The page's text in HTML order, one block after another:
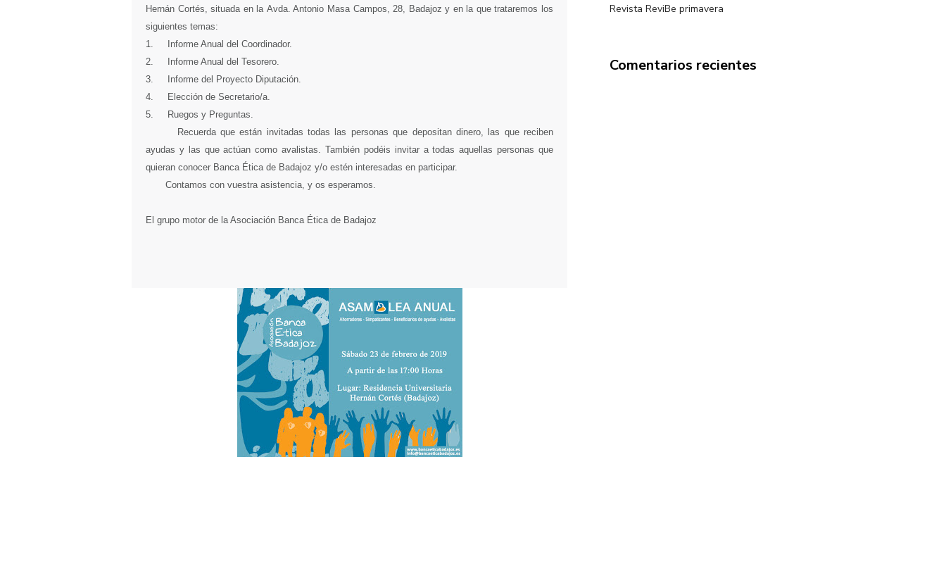
Hernán Cortés, situada en la Avda. Antonio Masa Campos, 28, Badajoz y en la que trataremos los
siguientes temas:
1. Informe Anual del Coordinador.
2. Informe Anual del Tesorero.
3. Informe del Proyecto Diputación.
4. Elección de Secretario/a.
5. Ruegos y Preguntas.
Recuerda que están invitadas todas las personas que depositan dinero, las que reciben
ayudas y las que actúan como avalistas. También podéis invitar a todas aquellas personas que
quieran conocer Banca Ética de Badajoz y/o estén interesadas en participar.
Contamos con vuestra asistencia, y os esperamos.
El grupo motor de la Asociación Banca Ética de Badajoz
Revista ReviBe primavera
Comentarios recientes